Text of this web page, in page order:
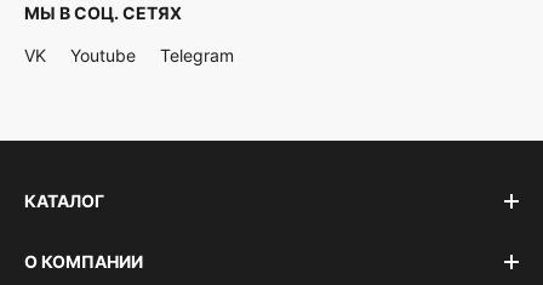
МЫ В СОЦ. СЕТЯХ
VK Youtube Telegram
КАТАЛОГ
О КОМПАНИИ